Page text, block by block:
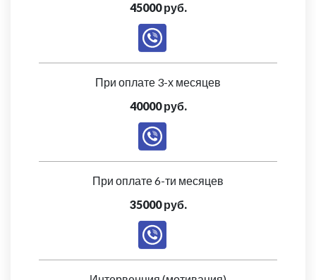
45000 руб.
При оплате 3-х месяцев
40000 руб.
При оплате 6-ти месяцев
35000 руб.